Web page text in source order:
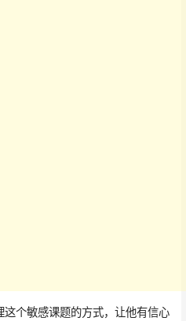
个敏感课题的方式，让他有信心